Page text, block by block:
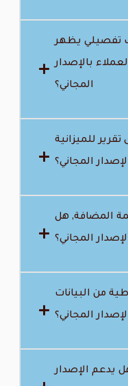
يظهر
بالإصدار
المجاني؟
للميزانية
المجاني؟
المضافة, هل
المجاني؟
من البيانات
المجاني؟
يدعم الإصدار